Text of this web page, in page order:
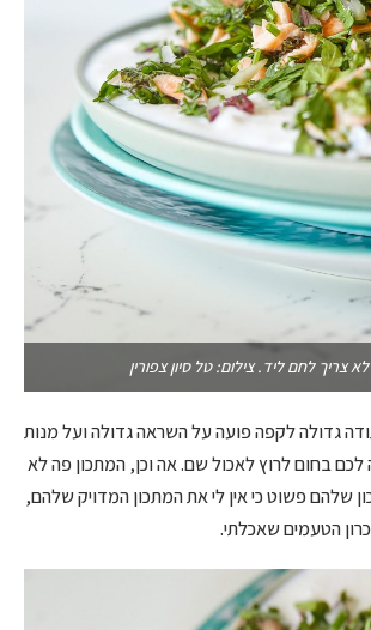
צריך לחם ליד. צילום: טל סיון צפורין
גדולה לקפה פועה על השראה גדולה ועל מנות
בחום לרוץ לאכול שם. אה וכן, המתכון פה לא
שלהם פשוט כי אין לי את המתכון המדויק שלהם,
הטעמים שאכלתי.